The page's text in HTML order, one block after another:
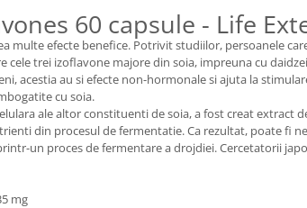
60 capsule - Life
multe efecte benefice. Potrivit studiilor, persoanele
trei izoflavone majore din soia, impreuna cu
acestia au si efecte non-hormonale si ajuta la
cu soia.
ale altor constituenti de soia, a fost creat
din procesul de fermentatie. Ca rezultat, poate fi
un proces de fermentare a drojdiei. Cercetatorii
mg